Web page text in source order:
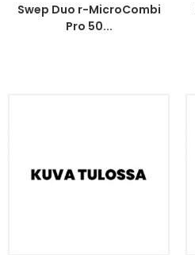
Swep Duo r-MicroCombi
Pro 50...